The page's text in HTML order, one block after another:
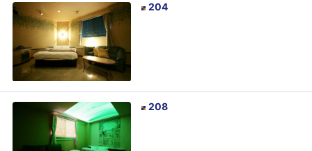
204
208